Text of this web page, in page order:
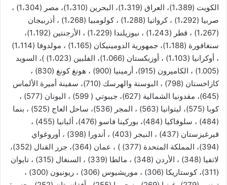
الكويت (1،389)، العراق (1،319)، البحرين (1،310)، مصر (1،304) ،
صربيا (1،292) ، كرواتيا (1،288) ، كولومبيا (1،268) ، أذربيجان
(1،267) ، قطر (1،243) ، نيوزيلندا (1،229) ، الأرجنتين (1،192)،
سنغافورة (1،188)، جمهورية الدومينيكان (1،165) ، مولدوفا (1،114)
، أوكرانيا (1،103) ، أوزبكستان (1،066)، الفلبين (1،023) )، السويد
(1.005) ، الكاميرون (915)، أرمينيا (900) ، هونغ كونغ (830) ،
كازاخستان (798) ، البوسنة والهرسك (710)، سفينة أميرة الألماس
(645)، مقدونيا الشمالية (627)، جيبوتي ( 599) ، اليونان (577) ،
كوبا (575)، ليتوانيا (563) ، المجر (536)، ساحل العاج (525) ، بنما
(484) ، سلوفاكيا (484)، بوركينا فاسو (476)، ألبانيا (455) ،
قيرغيزستان (437) ، النيجر (403) ، أندورا (398) ، أوروغواي
(394)، المملكة المتحدة (377) ) ، عمان (364)، جزر القنال (352)،
لاتفيا (348) ، الأردن (348) ، مالطا (339) ، السنغال (315) ، تايوان
(311)، كوستاريكا (306) ، موريشيوس (306) ، ريونيون (300) ،